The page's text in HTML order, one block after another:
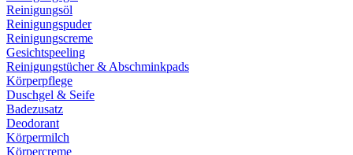
Reinigungsöl
Reinigungspuder
Reinigungscreme
Gesichtspeeling
Reinigungstücher & Abschminkpads
Körperpflege
Duschgel & Seife
Badezusatz
Deodorant
Körpermilch
Körpercreme